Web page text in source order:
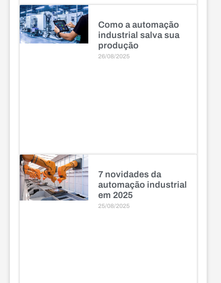
Como a automação
industrial salva sua
produção
26/08/2025
7 novidades da
automação industrial
em 2025
25/08/2025